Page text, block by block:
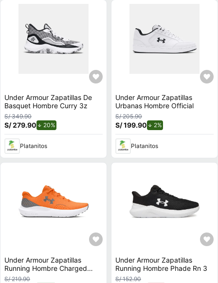
Under Armour Zapatillas De
Basquet Hombre Curry 3z
S/ 349.90
S/ 279.90 20%
Platanitos
Under Armour Zapatillas
Urbanas Hombre Official
S/ 205.90
S/ 199.90 2%
Platanitos
Under Armour Zapatillas
Running Hombre Charged
Surge 4
S/ 219.90
Under Armour Zapatillas
Running Hombre Phade Rn 3
S/ 152.90